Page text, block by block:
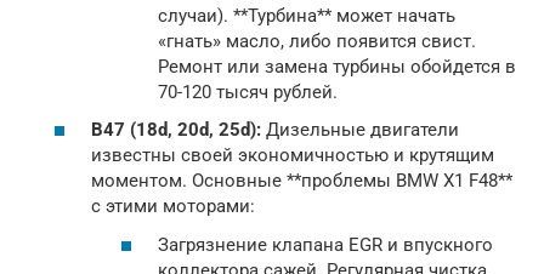
случаи). **Турбина** может начать
«гнать» масло, либо появится свист.
Ремонт или замена турбины обойдется в
70-120 тысяч рублей.
B47 (18d, 20d, 25d): Дизельные двигатели
известны своей экономичностью и крутящим
моментом. Основные **проблемы BMW X1 F48**
с этими моторами:
Загрязнение клапана EGR и впускного